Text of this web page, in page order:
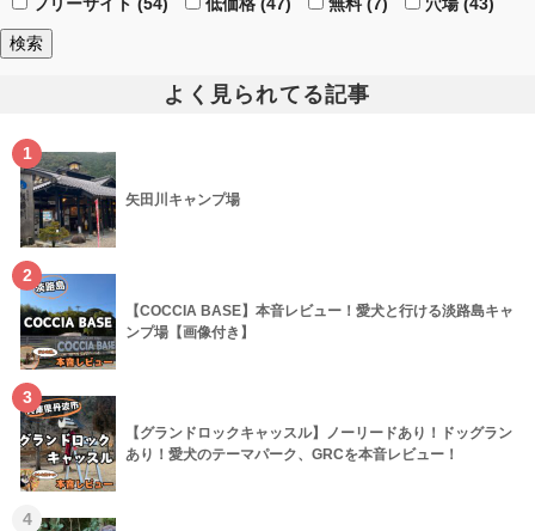
フリーサイト (54) 低価格 (47) 無料 (7) 穴場 (43)
よく見られてる記事
1
矢田川キャンプ場
2
【COCCIA BASE】本音レビュー！愛犬と行ける淡路島キャ
ンプ場【画像付き】
3
【グランドロックキャッスル】ノーリードあり！ドッグラン
あり！愛犬のテーマパーク、GRCを本音レビュー！
4